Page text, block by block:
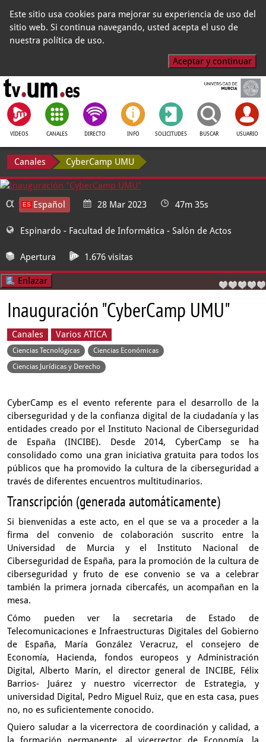
Este sitio usa cookies para mejorar su experiencia de uso del
sitio web. Si continua navegando, usted acepta el uso de
nuestra política de uso.
Aceptar y continuar
VIDEOS CANALES DIRECTO INFO SOLICITUDES BUSCAR USUARIO
Canales CyberCamp UMU
Español 28 Mar 2023 47m 35s
Espinardo - Facultad de Informática - Salón de Actos
Apertura 1.676 visitas
Enlazar
Inauguración "CyberCamp UMU"
Canales Varios ATICA
Ciencias Tecnológicas
Ciencias Económicas
Ciencias Jurídicas y Derecho
CyberCamp es el evento referente para el desarrollo de la
ciberseguridad y de la confianza digital de la ciudadanía y las
entidades creado por el Instituto Nacional de Ciberseguridad
de España (INCIBE). Desde 2014, CyberCamp se ha
consolidado como una gran iniciativa gratuita para todos los
públicos que ha promovido la cultura de la ciberseguridad a
través de diferentes encuentros multitudinarios.
Transcripción (generada automáticamente)
Si bienvenidas a este acto, en el que se va a proceder a la
firma del convenio de colaboración suscrito entre la
Universidad de Murcia y el Instituto Nacional de
Ciberseguridad de España, para la promoción de la cultura de
ciberseguridad y frutode ese convenio se va a celebrar
también
la primera jornada cibercafés, un acompañan en la
mesa.
Cómo pueden ver la secretaria de Estado de
Telecomunicacionese Infraestructuras Digitales del Gobierno
de España, María González Veracruz, el consejero de
Economía, Hacienda, fondos europeos y Administración
Digital,Alberto Marín, el director general de INCIBE, Félix
Barrios- Juárez y nuestro vicerrectorde Estrategia,y
universidad Digital, Pedro Miguel Ruiz, que en esta casa, pues
no, no es suficientemente conocido.
Quiero saludar a la vicerrectora de coordinación y calidad, a